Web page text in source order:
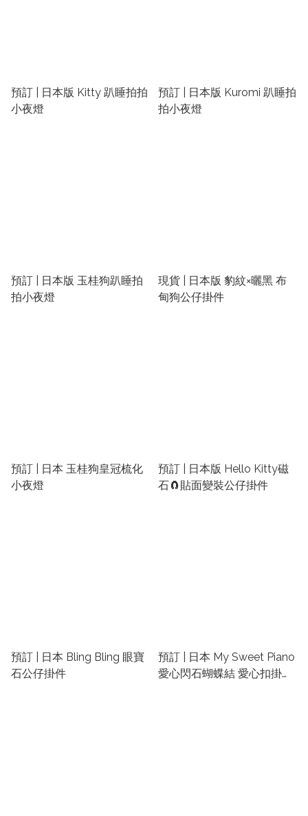
預訂 | 日本版 Kitty 趴睡拍拍
小夜燈
預訂 | 日本版 Kuromi 趴睡拍
拍小夜燈
預訂 | 日本版 玉桂狗趴睡拍
拍小夜燈
現貨 | 日本版 豹紋×曬黑 布
甸狗公仔掛件
預訂 | 日本 玉桂狗皇冠梳化
小夜燈
預訂 | 日本版 Hello Kitty磁
石🧲貼面變裝公仔掛件
預訂 | 日本 Bling Bling 眼寶
石公仔掛件
預訂 | 日本 My Sweet Piano
愛心閃石蝴蝶結 愛心扣掛件